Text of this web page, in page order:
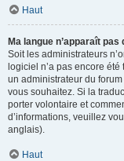
Haut
Ma langue n’apparaît pas
Soit les administrateurs
logiciel n’a pas encore
un administrateur du
vous souhaitez. Si la
porter volontaire et
d’informations, veuillez
anglais).
Haut